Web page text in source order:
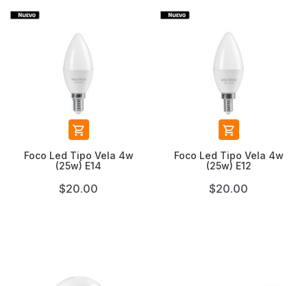

Foco Led Tipo Vela 4w
(25w) E14
$20.00

Foco Led Tipo Vela 4w
(25w) E12
$20.00